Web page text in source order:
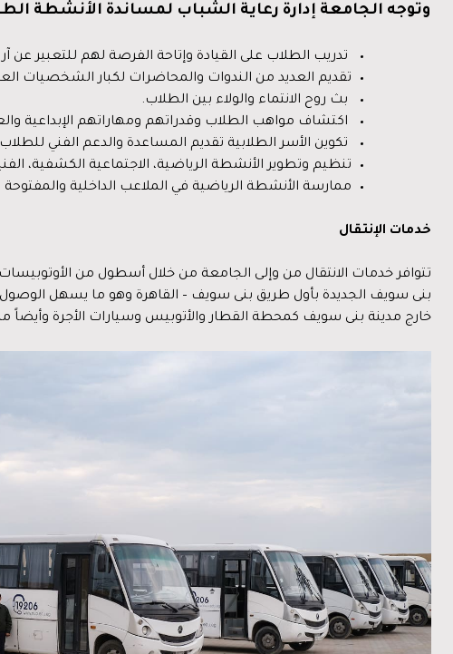
وتوجه الجامعة إدارة رعاية الشباب لمساندة الأنشطة
تدريب الطلاب على القيادة وإتاحة الفرصة لهم للتعبير عن
تقديم العديد من الندوات والمحاضرات لكبار الشخصيات
بث روح الانتماء والولاء بين الطلاب.
اكتشاف مواهب الطلاب وقدراتهم ومهاراتهم الإبداعية
تكوين الأسر الطلابية تقديم المساعدة والدعم الفني
تنظيم وتطوير الأنشطة الرياضية، الاجتماعية الكشفية،
ممارسة الأنشطة الرياضية في الملاعب الداخلية والمفتوحة
خدمات الإنتقال
تتوافر خدمات الانتقال من وإلى الجامعة من خلال أسطول من
بنى سويف الجديدة بأول طريق بنى سويف – القاهرة وهو ما يسهل
خارج مدينة بنى سويف كمحطة القطار والأتوبيس وسيارات الأجرة وأيضاً